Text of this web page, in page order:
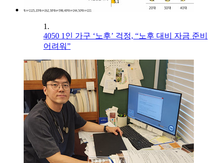
1.
4050 1인 가구 ‘노후’ 걱정, “노후 대비 자금 준비
어려워”